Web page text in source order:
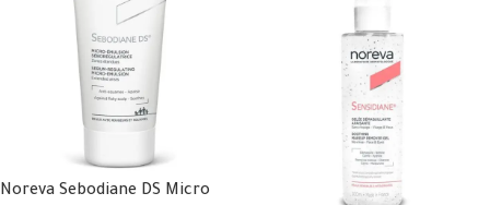
Noreva Sebodiane DS Micro